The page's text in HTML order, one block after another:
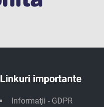
Linkuri importante
Informaţii - GDPR